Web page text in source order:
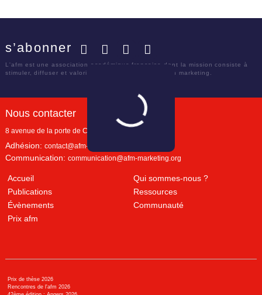
s’abonner
L'afm est une association académique française dont la mission consiste à
stimuler, diffuser et valoriser le savoir scientifique en marketing.
Nous contacter
8 avenue de la porte de Champerret
Adhésion: contact@afm-marketing.org
Communication: communication@afm-marketing.org
Accueil
Qui sommes-nous ?
Publications
Ressources
Évènements
Communauté
Prix afm
Prix de thèse 2026
Rencontres de l'afm 2026